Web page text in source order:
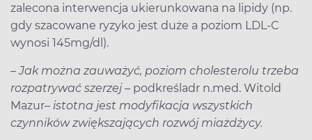
zalecona interwencja ukierunkowana na lipidy (np.
gdy szacowane ryzyko jest duże a poziom LDL-C
wynosi 145mg/dl).
–Jak można zauważyć, poziom cholesterolu trzeba
rozpatrywać szerzej – podkreśladr n.med. Witold
Mazur– istotna jest modyfikacja wszystkich
czynników zwiększających rozwój miażdżycy.